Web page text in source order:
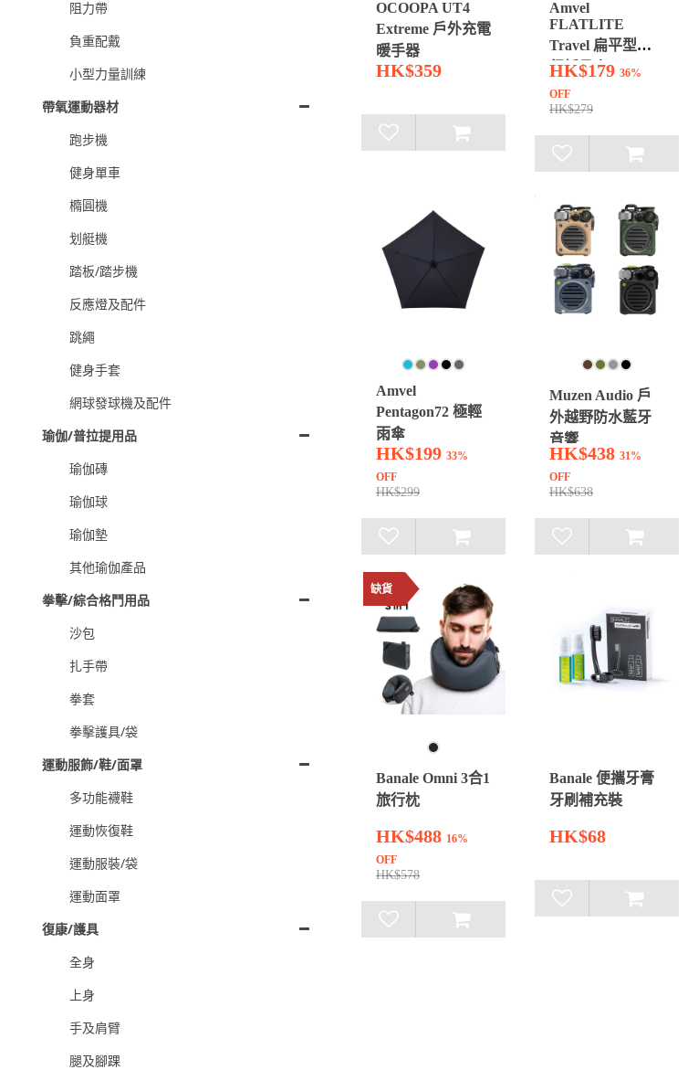
阻力帶
負重配戴
小型力量訓練
帶氧運動器材
跑步機
健身單車
橢圓機
划艇機
踏板/踏步機
反應燈及配件
跳繩
健身手套
網球發球機及配件
瑜伽/普拉提用品
瑜伽磚
瑜伽球
瑜伽墊
其他瑜伽產品
拳擊/綜合格鬥用品
沙包
扎手帶
拳套
拳擊護具/袋
運動服飾/鞋/面罩
多功能襪鞋
運動恢復鞋
運動服裝/袋
運動面罩
復康/護具
全身
上身
手及肩臂
腿及腳踝
OCOOPA UT4
Extreme 戶外充電
暖手器
HK$359
Amvel
FLATLITE
Travel 扁平型旅
行折疊傘
HK$179 36%
OFF
HK$279
Amvel
Pentagon72 極輕
雨傘
HK$199 33%
OFF
HK$299
Muzen Audio 戶
外越野防水藍牙
音響
HK$438 31%
OFF
HK$638
缺貨
Banale Omni 3合1
旅行枕
HK$488 16%
OFF
HK$578
Banale 便攜牙膏
牙刷補充裝
HK$68